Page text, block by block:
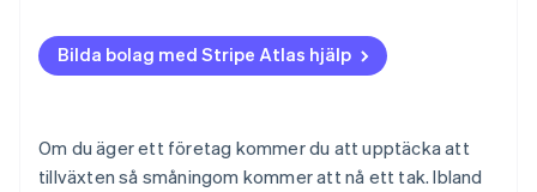
Kan du sälja med lönsamhet?
strategi?
Juridiska, skattemässiga och operativa krav
Språk och lokalisering
Prisstruktur och köpkraft
Bilda bolag med Stripe Atlas hjälp
Om du äger ett företag kommer du att upptäcka att
tillväxten så småningom kommer att nå ett tak. Ibland